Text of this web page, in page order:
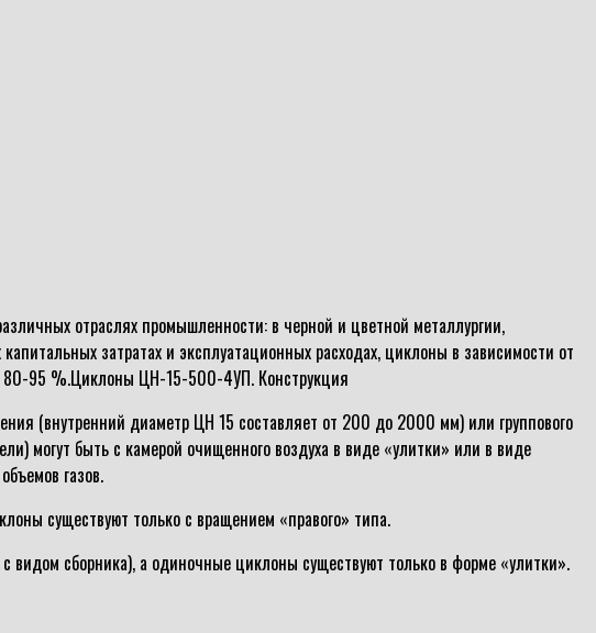
отраслях промышленности: в черной и цветной металлургии,
затратах и эксплуатационных расходах, циклоны в зависимости от
80-95 %.Циклоны ЦН-15-500-4УП. Конструкция
(внутренний диаметр ЦН 15 составляет от 200 до 2000 мм) или группового
могут быть с камерой очищенного воздуха в виде «улитки» или в виде
газов.
существуют только с вращением «правого» типа.
сборника), а одиночные циклоны существуют только в форме «улитки».